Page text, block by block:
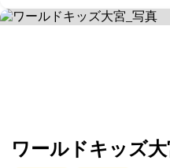
ワールドキッズ